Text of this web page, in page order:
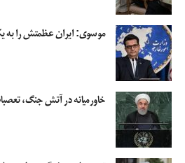
موسوی: ایران عظمتش را به
خاورمیانه در آتش جنگ،